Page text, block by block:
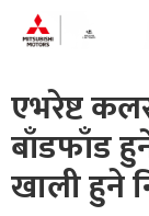
एभरेष्ट
बाँडफाँड
खाली हुने